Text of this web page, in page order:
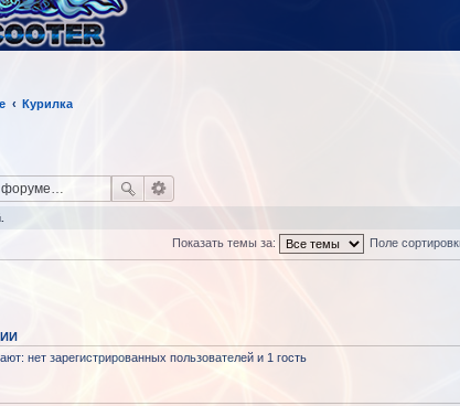
Курилка
Показать темы за: Поле
нет зарегистрированных пользователей и 1 гость